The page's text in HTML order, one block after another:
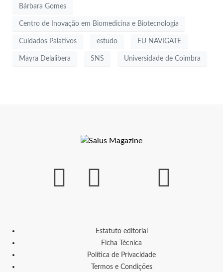
Bárbara Gomes
Centro de Inovação em Biomedicina e Biotecnologia
Cuidados Palativos estudo EU NAVIGATE
Mayra Delalibera SNS Universidade de Coimbra
Estatuto editorial
Ficha Técnica
Política de Privacidade
Termos e Condições